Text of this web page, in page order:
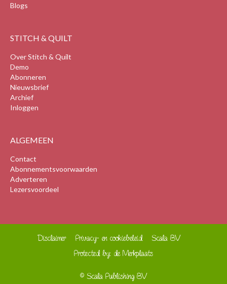
Blogs
STITCH & QUILT
Over Stitch & Quilt
Demo
Abonneren
Nieuwsbrief
Archief
Inloggen
ALGEMEEN
Contact
Abonnementsvoorwaarden
Adverteren
Lezersvoordeel
Disclaimer Privacy- en cookiebeleid
Scala BV
Protected by: de Merkplaats
© Scala Publishing BV